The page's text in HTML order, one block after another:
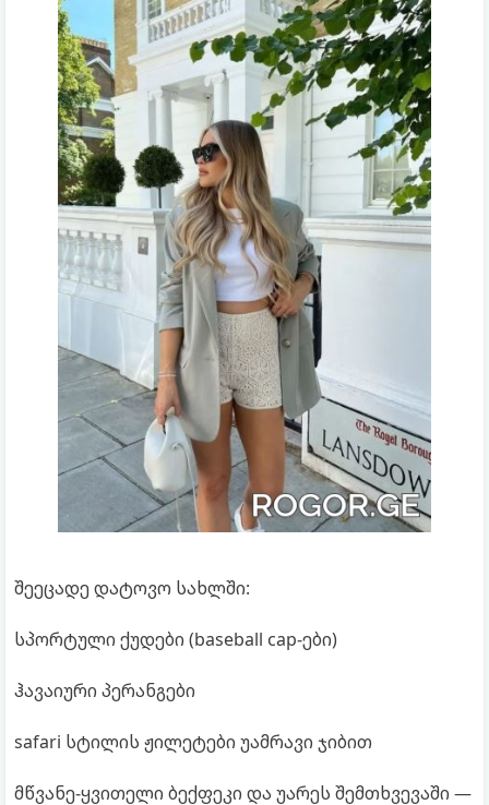
შეეცადე დატოვო სახლში:
სპორტული ქუდები (baseball cap-ები)
ჰავაიური პერანგები
safari სტილის ჟილეტები უამრავი ჯიბით
მწვანე-ყვითელი ბექფეკი და უარეს შემთხვევაში —